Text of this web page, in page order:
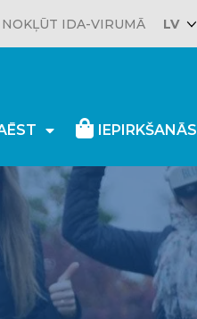
NOKĻŪT IDA-VIRUMĀ LV
IEPIRKŠANĀS